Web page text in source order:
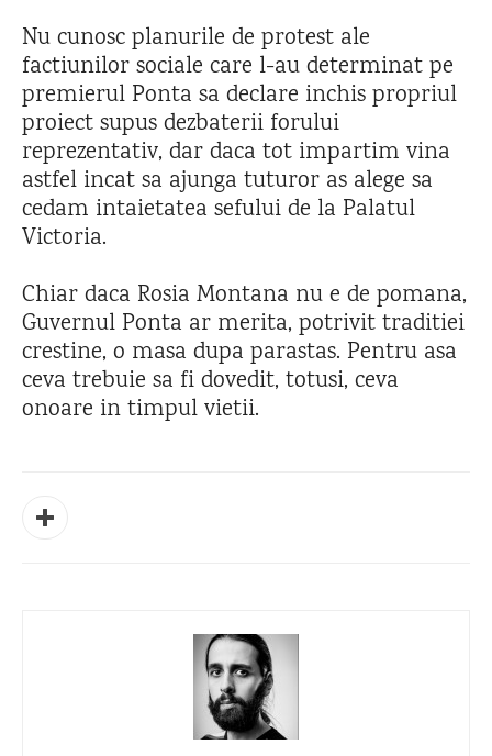
Nu cunosc planurile de protest ale
factiunilor sociale care l-au determinat pe
premierul Ponta sa declare inchis propriul
proiect supus dezbaterii forului
reprezentativ, dar daca tot impartim vina
astfel incat sa ajunga tuturor as alege sa
cedam intaietatea sefului de la Palatul
Victoria.
Chiar daca Rosia Montana nu e de pomana,
Guvernul Ponta ar merita, potrivit traditiei
crestine, o masa dupa parastas. Pentru asa
ceva trebuie sa fi dovedit, totusi, ceva
onoare in timpul vietii.